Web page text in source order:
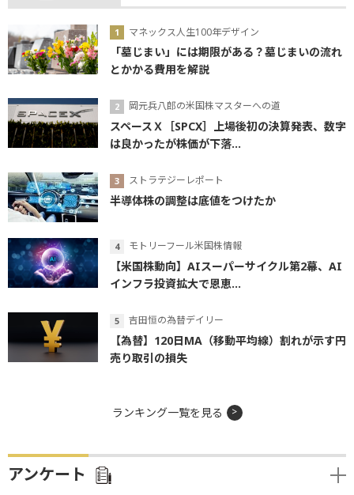
マネックス人生100年デザイン
「墓じまい」には期限がある？墓じまいの流れ
とかかる費用を解説
岡元兵八郎の米国株マスターへの道
スペースＸ［SPCX］上場後初の決算発表、数字
は良かったが株価が下落...
ストラテジーレポート
半導体株の調整は底値をつけたか
モトリーフール米国株情報
【米国株動向】AIスーパーサイクル第2幕、AI
インフラ投資拡大で恩恵...
吉田恒の為替デイリー
【為替】120日MA（移動平均線）割れが示す円
売り取引の損失
ランキング一覧を見る
アンケート